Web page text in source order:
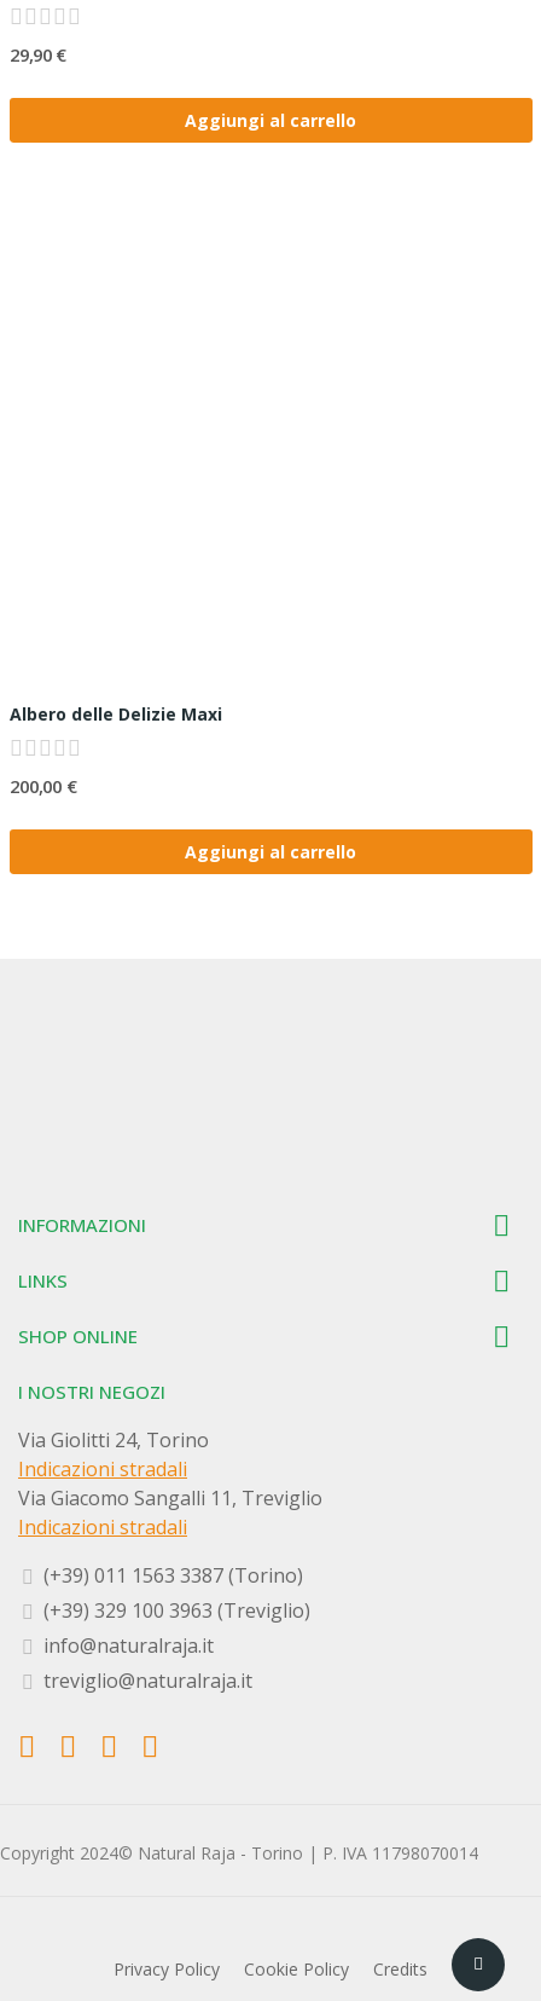
29,90 €
Aggiungi al carrello
Albero delle Delizie Maxi
200,00 €
Aggiungi al carrello
INFORMAZIONI 
LINKS 
SHOP ONLINE 
I NOSTRI NEGOZI
Via Giolitti 24, Torino
Indicazioni stradali
Via Giacomo Sangalli 11, Treviglio
Indicazioni stradali
(+39) 011 1563 3387 (Torino)
(+39) 329 100 3963 (Treviglio)
info@naturalraja.it
treviglio@naturalraja.it
Copyright 2024© Natural Raja - Torino | P. IVA 11798070014
Privacy Policy Cookie Policy Credits